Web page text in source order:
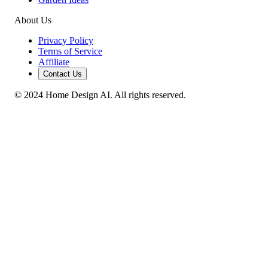
About Us
Privacy Policy
Terms of Service
Affiliate
Contact Us
© 2024 Home Design AI. All rights reserved.